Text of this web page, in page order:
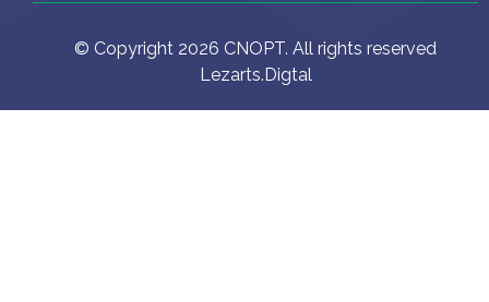
© Copyright 2026 CNOPT. All rights reserved
Lezarts.Digtal